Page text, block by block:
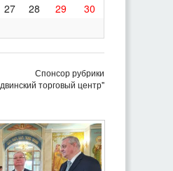
27 28 29
30
Спонсор рубрики
торговый центр"